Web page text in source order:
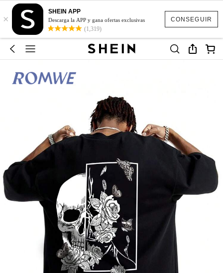
CONSEGUIR
×
SHEIN APP
Descarga la APP y gana ofertas exclusivas
(1,319)